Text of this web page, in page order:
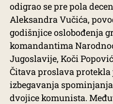
odigrao se pre pola
Aleksandra Vučića,
godišnjice oslobođenja
komandantima
Jugoslavije, Koči
Čitava proslava protekla
izbegavanja
dvojice komunista.